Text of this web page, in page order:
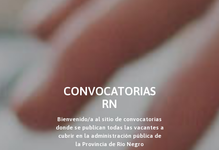
CONVOCATORIAS
RN
Bienvenido/a al sitio de convocatorias
donde se publican todas las vacantes a
cubrir en la administración pública de
la Provincia de Río Negro